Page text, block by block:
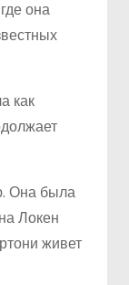
она
как
Она была
Локен
живет